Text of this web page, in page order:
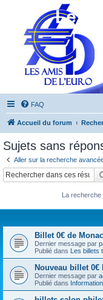
Les
FAQ
Accueil du forum
Sujets sans
Aller sur la recherche
La recherche
Billet 0€ de
Dernier message par
Publié dans Les billets
Nouveau billet 0€
Dernier message par
Publié dans